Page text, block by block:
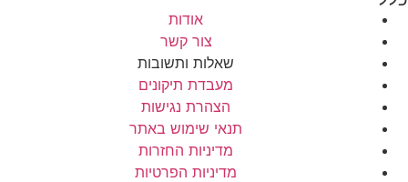
אודות
צור קשר
שאלות ותשובות
מעבדת תיקונים
הצהרת נגישות
תנאי שימוש באתר
מדיניות החזרות
מדיניות הפרטיות